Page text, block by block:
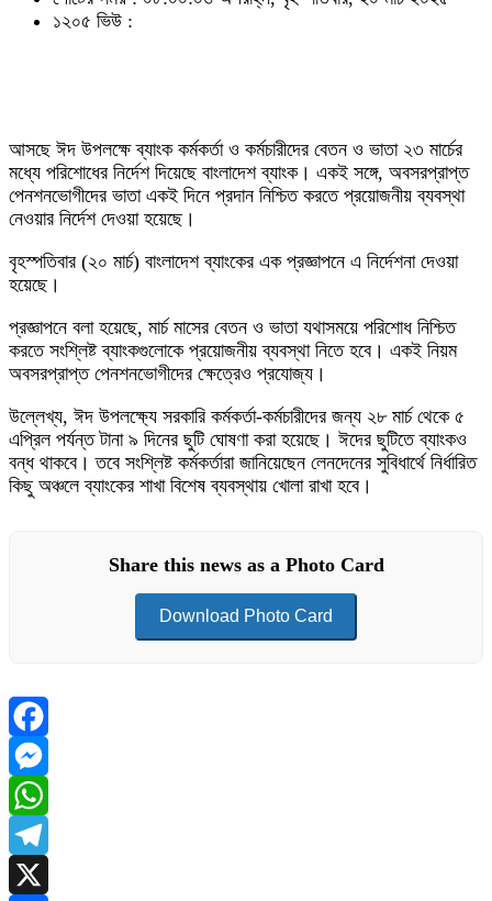
১২০৫ ভিউ :
আসছে ঈদ উপলক্ষে ব্যাংক কর্মকর্তা ও কর্মচারীদের বেতন ও ভাতা ২৩ মার্চের
মধ্যে পরিশোধের নির্দেশ দিয়েছে বাংলাদেশ ব্যাংক। একই সঙ্গে, অবসরপ্রাপ্ত
পেনশনভোগীদের ভাতা একই দিনে প্রদান নিশ্চিত করতে প্রয়োজনীয় ব্যবস্থা
নেওয়ার নির্দেশ দেওয়া হয়েছে।
বৃহস্পতিবার (২০ মার্চ) বাংলাদেশ ব্যাংকের এক প্রজ্ঞাপনে এ নির্দেশনা দেওয়া
হয়েছে।
প্রজ্ঞাপনে বলা হয়েছে, মার্চ মাসের বেতন ও ভাতা যথাসময়ে পরিশোধ নিশ্চিত
করতে সংশ্লিষ্ট ব্যাংকগুলোকে প্রয়োজনীয় ব্যবস্থা নিতে হবে। একই নিয়ম
অবসরপ্রাপ্ত পেনশনভোগীদের ক্ষেত্রেও প্রযোজ্য।
উল্লেখ্য, ঈদ উপলক্ষ্যে সরকারি কর্মকর্তা-কর্মচারীদের জন্য ২৮ মার্চ থেকে ৫
এপ্রিল পর্যন্ত টানা ৯ দিনের ছুটি ঘোষণা করা হয়েছে। ঈদের ছুটিতে ব্যাংকও
বন্ধ থাকবে। তবে সংশ্লিষ্ট কর্মকর্তারা জানিয়েছেন লেনদেনের সুবিধার্থে নির্ধারিত
কিছু অঞ্চলে ব্যাংকের শাখা বিশেষ ব্যবস্থায় খোলা রাখা হবে।
Share this news as a Photo Card
Download Photo Card
Facebook
Messenger
WhatsApp
Telegram